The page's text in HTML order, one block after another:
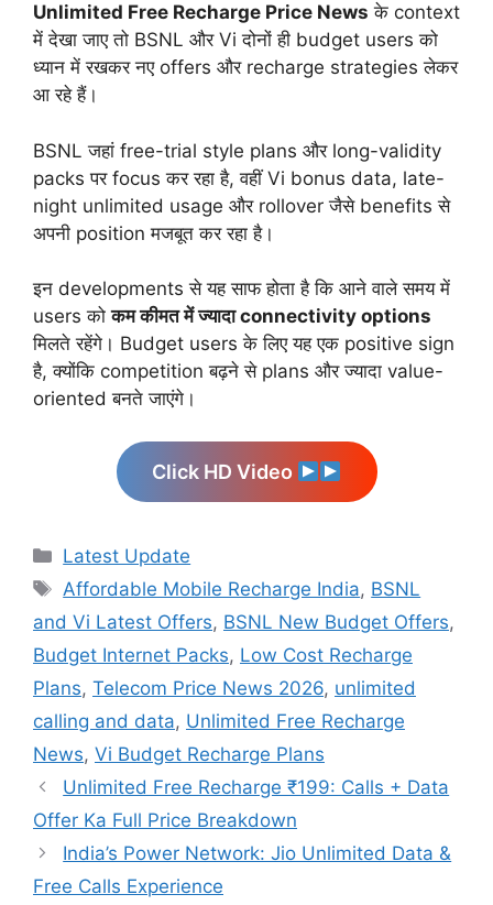
Unlimited Free Recharge Price News के context
में देखा जाए तो BSNL और Vi दोनों ही budget users को
ध्यान में रखकर नए offers और recharge strategies लेकर
आ रहे हैं।
BSNL जहां free-trial style plans और long-validity
packs पर focus कर रहा है, वहीं Vi bonus data, late-
night unlimited usage और rollover जैसे benefits से
अपनी position मजबूत कर रहा है।
इन developments से यह साफ होता है कि आने वाले समय में
users कोकम कीमत में ज्यादा connectivity options
मिलते रहेंगे। Budget users के लिए यह एक positive sign
है, क्योंकि competition बढ़ने से plans और ज्यादा value-
oriented बनते जाएंगे।
Click HD Video
Categories
Latest Update
Tags
Affordable Mobile Recharge India, BSNL
and Vi Latest Offers, BSNL New Budget Offers,
Budget Internet Packs, Low Cost Recharge
Plans, Telecom Price News 2026, unlimited
calling and data, Unlimited Free Recharge
News, Vi Budget Recharge Plans
Unlimited Free Recharge ₹199: Calls + Data
Offer Ka Full Price Breakdown
India’s Power Network: Jio Unlimited Data &
Free Calls Experience